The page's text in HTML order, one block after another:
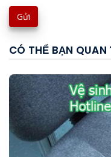
CÓ THỂ BẠN QUAN